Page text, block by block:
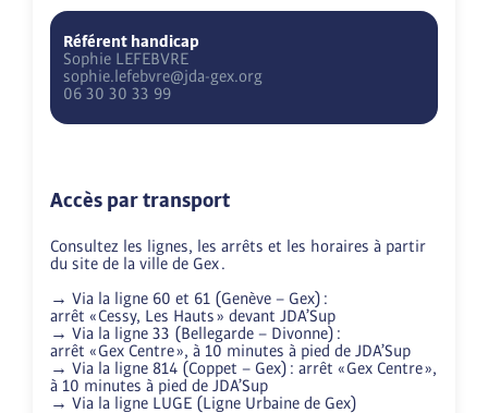
Référent handicap
Sophie LEFEBVRE
sophie.lefebvre@jda-gex.org
06 30 30 33 99
Accès par transport
Consultez les lignes, les arrêts et les horaires à partir
du site de la ville de Gex .
→ Via la ligne 60 et 61 (Genève – Gex) :
arrêt « Cessy, Les Hauts » devant JDA’Sup
→ Via la ligne 33 (Bellegarde – Divonne) :
arrêt « Gex Centre », à 10 minutes à pied de JDA’Sup
→ Via la ligne 814 (Coppet – Gex) : arrêt « Gex Centre »,
à 10 minutes à pied de JDA’Sup
→ Via la ligne LUGE (Ligne Urbaine de Gex)